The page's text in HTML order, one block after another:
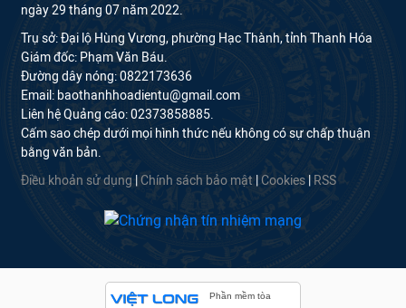
ngày 29 tháng 07 năm 2022.
Trụ sở: Đại lộ Hùng Vương, phường Hạc Thành, tỉnh Thanh Hóa
Giám đốc: Phạm Văn Báu.
Đường dây nóng: 0822173636
Email: baothanhhoadientu@gmail.com
Liên hệ Quảng cáo: 02373858885.
Cấm sao chép dưới mọi hình thức nếu không có sự chấp thuận
bằng văn bản.
Điều khoản sử dụng Chính sách bảo mật Cookies RSS
Phần mềm tòa